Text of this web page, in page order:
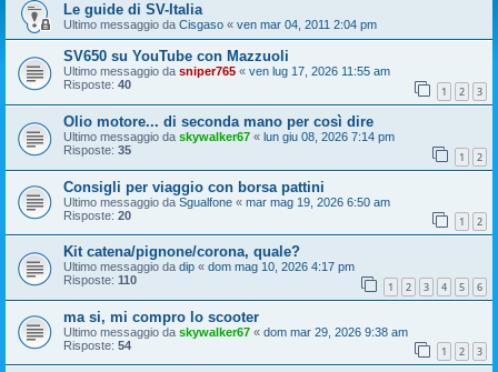
Le guide di SV-Italia
Ultimo messaggio da Cisgaso « ven mar 04, 2011 2:04 pm
SV650 su YouTube con Mazzuoli
Ultimo messaggio da sniper765 « ven lug 17, 2026 11:55 am
Risposte: 40 1 2 3
Olio motore... di seconda mano per così dire
Ultimo messaggio da skywalker67 « lun giu 08, 2026 7:14 pm
Risposte: 35 1 2
Consigli per viaggio con borsa pattini
Ultimo messaggio da Sgualfone « mar mag 19, 2026 6:50 am
Risposte: 20 1 2
Kit catena/pignone/corona, quale?
Ultimo messaggio da dip « dom mag 10, 2026 4:17 pm
Risposte: 110 1 2 3 4 5 6
ma si, mi compro lo scooter
Ultimo messaggio da skywalker67 « dom mar 29, 2026 9:38 am
Risposte: 54 1 2 3